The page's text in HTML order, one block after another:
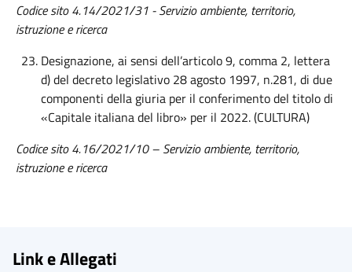
Codice sito 4.14/2021/31 - Servizio ambiente, territorio,
istruzione e ricerca
Designazione, ai sensi dell’articolo 9, comma 2, lettera
d) del decreto legislativo 28 agosto 1997, n.281, di due
componenti della giuria per il conferimento del titolo di
«Capitale italiana del libro» per il 2022. (CULTURA)
Codice sito 4.16/2021/10 – Servizio ambiente, territorio,
istruzione e ricerca
Link e Allegati